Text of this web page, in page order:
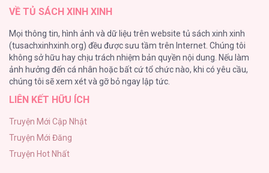
Yêu Đơn Phương [...] – Chap 26
51
Bí Mật Thanh Xuân
51
Ảo Mộng tình yêu
Con Tim Rung Động
47
VỀ TỦ SÁCH XINH XINH
Mọi thông tin, hình ảnh và dữ liệu trên website tủ sách xinh xinh
(tusachxinhxinh.org) đều được sưu tầm trên Internet. Chúng tôi
không sở hữu hay chịu trách nhiệm bản quyền nội dung. Nếu làm
ảnh hưởng đến cá nhân hoặc bất cứ tổ chức nào, khi có yêu cầu,
chúng tôi sẽ xem xét và gỡ bỏ ngay lập tức.
LIÊN KẾT HỮU ÍCH
Truyện Mới Cập Nhật
Truyện Mới Đăng
Truyện Hot Nhất